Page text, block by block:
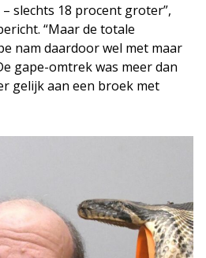
slechts 18 procent groter”,
“Maar de totale
nam daardoor wel met maar
gape-omtrek was meer dan
gelijk aan een broek met